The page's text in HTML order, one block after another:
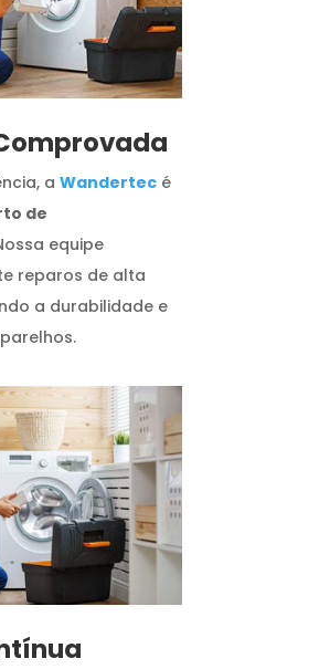
a Wandertecé
de
equipe
reparos de alta
a durabilidade e